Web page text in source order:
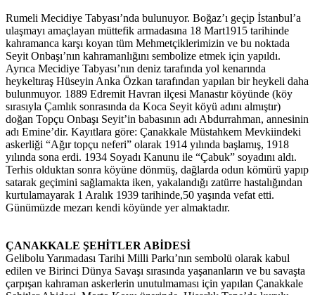
Rumeli Mecidiye Tabyası’nda bulunuyor. Boğaz’ı geçip İstanbul’a
ulaşmayı amaçlayan müttefik armadasına 18 Mart1915 tarihinde
kahramanca karşı koyan tüm Mehmetçiklerimizin ve bu noktada
Seyit Onbaşı’nın kahramanlığını sembolize etmek için yapıldı.
Ayrıca Mecidiye Tabyası’nın deniz tarafında yol kenarında
heykeltıraş Hüseyin Anka Özkan tarafından yapılan bir heykeli daha
bulunmuyor. 1889 Edremit Havran ilçesi Manastır köyünde (köy
sırasıyla Çamlık sonrasında da Koca Seyit köyü adını almıştır)
doğan Topçu Onbaşı Seyit’in babasının adı Abdurrahman, annesinin
adı Emine’dir. Kayıtlara göre: Çanakkale Müstahkem Mevkiindeki
askerliği “Ağır topçu neferi” olarak 1914 yılında başlamış, 1918
yılında sona erdi. 1934 Soyadı Kanunu ile “Çabuk” soyadını aldı.
Terhis olduktan sonra köyüne dönmüş, dağlarda odun kömürü yapıp
satarak geçimini sağlamakta iken, yakalandığı zatürre hastalığından
kurtulamayarak 1 Aralık 1939 tarihinde,50 yaşında vefat etti.
Günümüzde mezarı kendi köyünde yer almaktadır.
ÇANAKKALE ŞEHİTLER ABİDESİ
Gelibolu Yarımadası Tarihi Milli Parkı’nın sembolü olarak kabul
edilen ve Birinci Dünya Savaşı sırasında yaşananların ve bu savaşta
çarpışan kahraman askerlerin unutulmaması için yapılan Çanakkale